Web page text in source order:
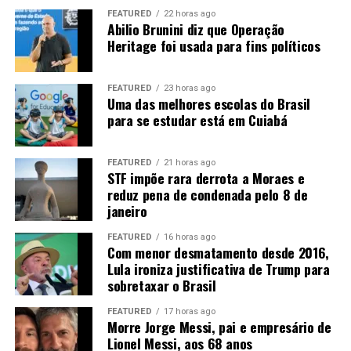
consumido em Mato Grosso. Os outros 7,3 bilhões
precisam ser transportados para outros mercados.
“Então nós temos um desafio aí para levar
biocombustíveis”
está a implantação de umetanoldutopara conectar
Mato Grosso aos grandes centros consumidores, como
São Paulo e Rio de Janeiro.
um etanolduto. Nós já estamos fazendo um projeto, tem
alguns trabalhos nesse sentido”
A expansão ferroviária, a duplicação da BR-163 e a
Ferrogrão também são consideradas estratégicas para
reduzir o custo de transporte. A ligação com o Arco
Norte pode ampliar ainda o acesso aos mercados
internacionais, principalmente na Ásia e na Europa.
FEATURED 22 horas ago
Abilio Brunini diz que Operação
Heritage foi usada para fins políticos
FEATURED 23 horas ago
Uma das melhores escolas do Brasil
para se estudar está em Cuiabá
FEATURED 21 horas ago
STF impõe rara derrota a Moraes e
reduz pena de condenada pelo 8 de
janeiro
FEATURED 16 horas ago
Com menor desmatamento desde 2016,
Lula ironiza justificativa de Trump para
sobretaxar o Brasil
FEATURED 17 horas ago
Morre Jorge Messi, pai e empresário de
Lionel Messi, aos 68 anos